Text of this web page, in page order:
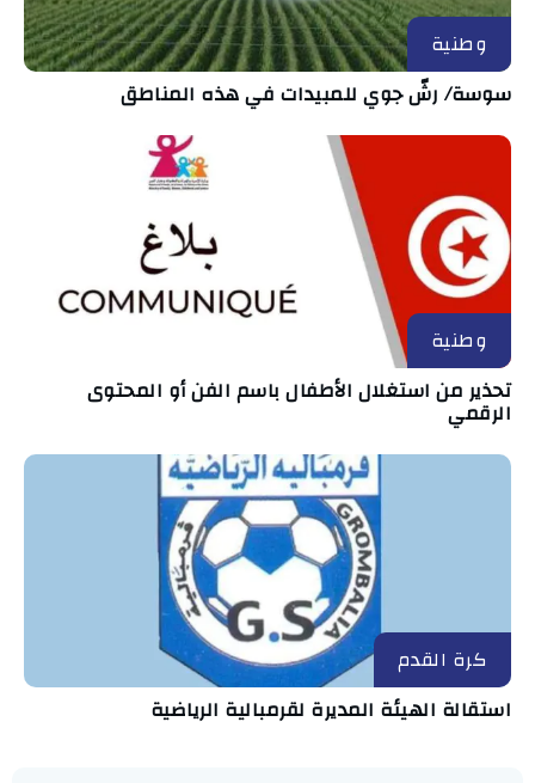
وطنية
سوسة/ رشّ جوي للمبيدات في هذه المناطق
وطنية
تحذير من استغلال الأطفال باسم الفن أو المحتوى
الرقمي
كرة القدم
استقالة الهيئة المديرة لقرمبالية الرياضية